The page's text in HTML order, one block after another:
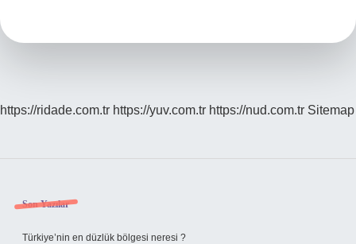
https://ridade.com.tr https://yuv.com.tr https://nud.com.tr Sitemap
Sidebar
Son Yazılar
Türkiye’nin en düzlük bölgesi neresi ?